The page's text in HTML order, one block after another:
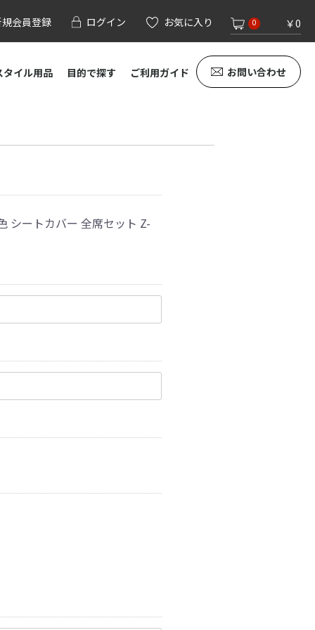
会員登録 ログイン お気に入り 0 ￥0
タイル用品 目的で探す ご利用ガイド お問い合わせ
シートカバー 全席セット Z-